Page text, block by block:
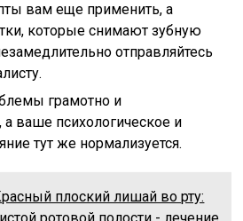
вам еще применить, а
которые снимают зубную
отправляйтесь
грамотно и
ваше психологическое и
тут же нормализуется.
плоский лишай во рту: